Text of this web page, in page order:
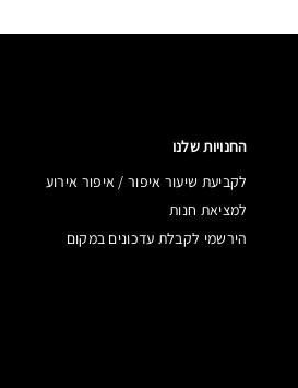
החנויות שלנו
לקביעת שיעור איפור / איפור אירוע
למציאת חנות
הירשמי לקבלת עדכונים במקום